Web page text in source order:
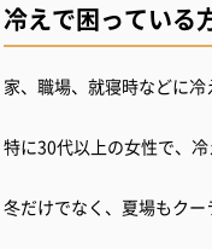
冷えで困っている
家、職場、就寝時などに冷
特に30代以上の女性で、
冬だけでなく、夏場もクー